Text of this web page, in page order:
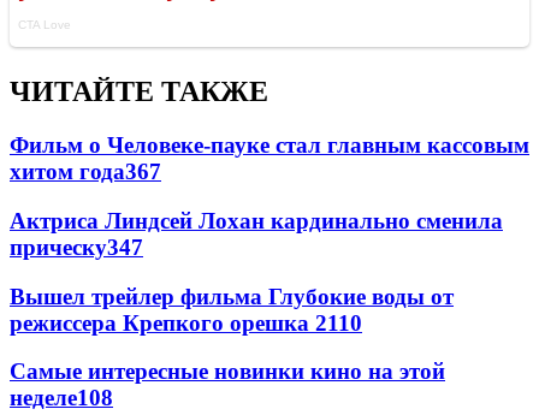
ЧИТАЙТЕ ТАКЖЕ
Фильм о Человеке-пауке стал главным кассовым
хитом года367
Актриса Линдсей Лохан кардинально сменила
прическу347
Вышел трейлер фильма Глубокие воды от
режиссера Крепкого орешка 2110
Самые интересные новинки кино на этой
неделе108